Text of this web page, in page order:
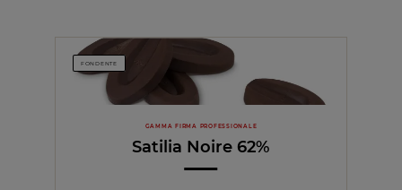
FONDENTE
GAMMA FIRMA PROFESSIONALE
Satilia Noire 62%